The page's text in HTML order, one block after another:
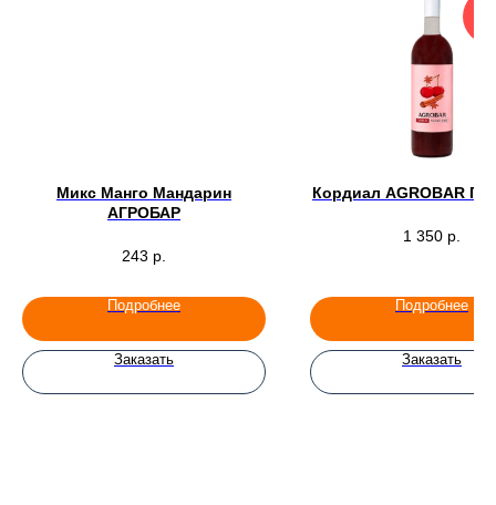
Микс Манго Мандарин
АГРОБАР
243 р.
Подробнее
Заказать
Кордиал AGROBAR
1 350 р.
Подробнее
Заказать